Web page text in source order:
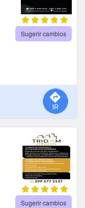
Sugerir cambios
Sugerir cambios